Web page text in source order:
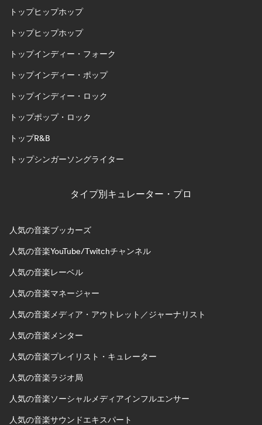
トップヒップホップ
トップヒップホップ
トップインディー・フォーク
トップインディー・ポップ
トップインディー・ロック
トップポップ・ロック
トップR&B
トップシンガーソングライター
タイプ別キュレーター・プロ
人気の音楽ブッカーズ
人気の音楽YouTube/Twitchチャンネル
人気の音楽レーベル
人気の音楽マネージャー
人気の音楽メディア・アウトレット／ジャーナリスト
人気の音楽メンター
人気の音楽プレイリスト・キュレーター
人気の音楽ラジオ局
人気の音楽ソーシャルメディアインフルエンサー
人気の音楽サウンドエキスパート